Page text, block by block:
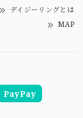
デイジーリングとは
MAP
PayPay